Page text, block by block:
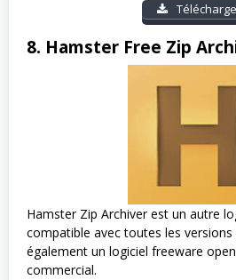
8. Hamster Free Zip
Hamster Zip Archiver est un autre
compatible avec toutes les
également un logiciel freeware
commercial.